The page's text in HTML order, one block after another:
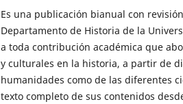
Es una publicación bianual con
Departamento de Historia de la
a toda contribución académica que
y culturales en la historia, a partir de
humanidades como de las diferentes
texto completo de sus contenidos